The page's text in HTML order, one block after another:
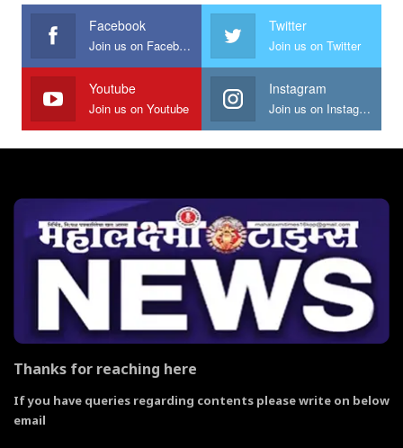
Facebook
Join us on Facebook
Twitter
Join us on Twitter
Youtube
Join us on Youtube
Instagram
Join us on Instagram
Thanks for reaching here
If you have queries regarding contents please write on below
email